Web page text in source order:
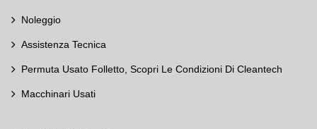
Noleggio
Assistenza Tecnica
Permuta Usato Folletto, Scopri Le Condizioni Di Cleantech
Macchinari Usati